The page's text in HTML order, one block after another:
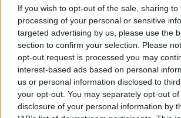
If you wish to opt-out of the sale, sharing
processing of your personal or sensitive
targeted advertising by us, please use the
section to confirm your selection. Please
opt-out request is processed you may
interest-based ads based on personal
us or personal information disclosed to
your opt-out. You may separately opt-out
disclosure of your personal information by
dobogós helyen tanyázó
alatt nem áll meg. Az InterCom
pártfogót gyűjtött a negyedik
Növelt premierhétvégi nézőinek
kaland 2., s így az is előfordulhatott,
csendesen kiúszó családi filmre
második menetben, mint elődjére
InterCom istápolta folytatás ezzel